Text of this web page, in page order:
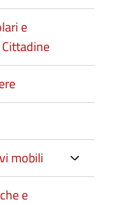
e
mobili
e